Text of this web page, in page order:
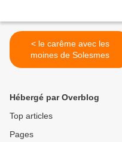
< le carême avec les
moines de Solesmes
Hébergé par Overblog
Top articles
Pages